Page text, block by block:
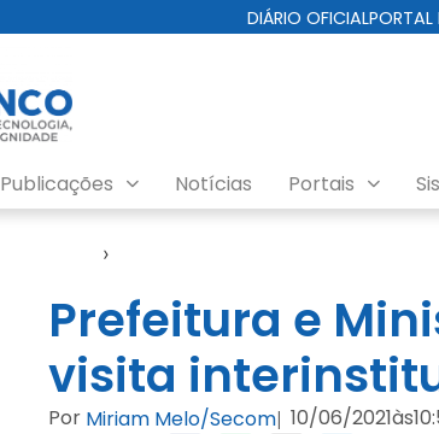
DIÁRIO OFICIALPORTAL
Publicações Notícias Portais
›
Prefeitura e
visita
Por Miriam Melo/Secom| 10/06/2021às